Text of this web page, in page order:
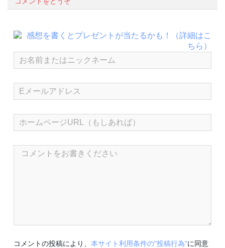
コメントの投稿により、 本サイト利用条件の"投稿行為"に同意